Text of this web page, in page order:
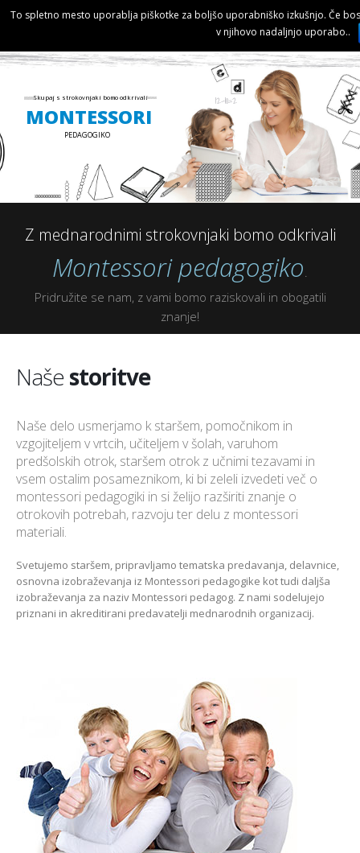
12-10=2
Skupaj s strokovnjaki bomo odkrivali
MONTESSORI
PEDAGOGIKO
Z mednarodnimi strokovnjaki bomo odkrivali
Montessori pedagogiko
Pridružite se nam, z vami bomo raziskovali in obogatili
znanje!
Našestoritve
Naše delo usmerjamo k staršem, pomočnikom in
vzgojiteljem v vrtcih, učiteljem v šolah, varuhom
predšolskih otrok, staršem otrok z učnimi tezavami in
vsem ostalim posameznikom, ki bi zeleli izvedeti več o
montessori pedagogiki in si želijo razširiti znanje o
otrokovih potrebah, razvoju ter delu z montessori
materiali.
Svetujemo staršem, pripravljamo tematska predavanja, delavnice,
osnovna izobraževanja iz Montessori pedagogike kot tudi daljša
izobraževanja za naziv Montessori pedagog. Z nami sodelujejo
priznani in akreditirani predavatelji mednarodnih organizacij.
To spletno mesto uporablja piškotke za boljšo uporabniško izkušnjo. Če
v njihovo nadaljnjo uporabo..